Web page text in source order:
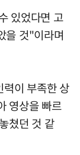
있었다면 고
을 것"이라며
이 부족한 상
영상을 빠르
쳤던 것 같